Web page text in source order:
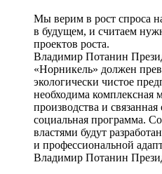
Мы верим в рост спроса
в будущем, и считаем
проектов роста.
Владимир Потанин
«Норникель» должен
экологически чистое
необходима комплексная
производства и связанная
социальная программа.
властями будут
и профессиональной
Владимир Потанин